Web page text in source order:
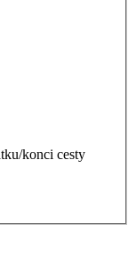
konci cesty